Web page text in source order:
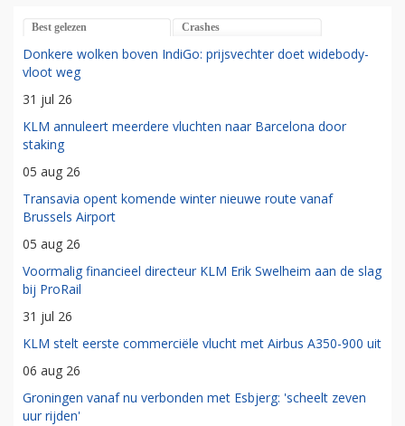
Best gelezen Crashes
Donkere wolken boven IndiGo: prijsvechter doet widebody-
vloot weg
31 jul 26
KLM annuleert meerdere vluchten naar Barcelona door
staking
05 aug 26
Transavia opent komende winter nieuwe route vanaf
Brussels Airport
05 aug 26
Voormalig financieel directeur KLM Erik Swelheim aan de slag
bij ProRail
31 jul 26
KLM stelt eerste commerciële vlucht met Airbus A350-900 uit
06 aug 26
Groningen vanaf nu verbonden met Esbjerg: 'scheelt zeven
uur rijden'